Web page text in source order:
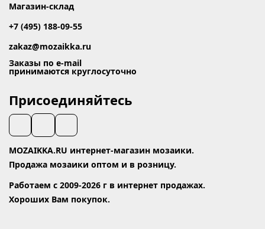
Магазин-склад
+7 (495) 188-09-55
zakaz@mozaikka.ru
Заказы по e-mail
принимаются круглосуточно
Присоединяйтесь
MOZAIKKA.RU интернет-магазин мозаики.
Продажа мозаики оптом и в розницу.
Работаем с 2009-2026 г в интернет продажах.
Хороших Вам покупок.